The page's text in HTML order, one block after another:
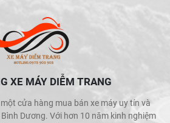
XE MÁY DIỄM TRANG
cửa hàng mua bán xe máy uy tín và
Dương. Với hơn 10 năm kinh nghiệm